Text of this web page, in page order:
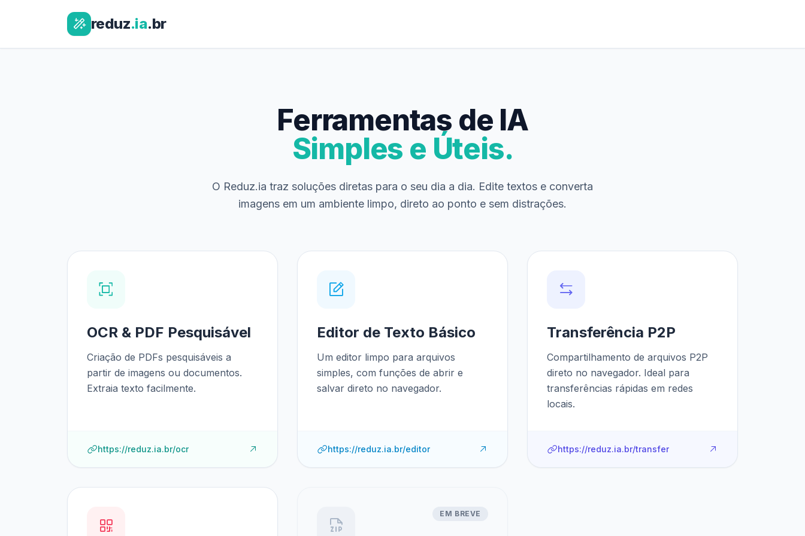
reduz.ia.br
Ferramentas de IA
Simples e Úteis.
O Reduz.ia traz soluções diretas para o seu dia a dia. Edite textos e converta
imagens em um ambiente limpo, direto ao ponto e sem distrações.
OCR & PDF Pesquisável
Criação de PDFs pesquisáveis a
partir de imagens ou documentos.
Extraia texto facilmente.
https://reduz.ia.br/ocr
Editor de Texto Básico
Um editor limpo para arquivos
simples, com funções de abrir e
salvar direto no navegador.
https://reduz.ia.br/editor
Transferência P2P
Compartilhamento de arquivos P2P
direto no navegador. Ideal para
transferências rápidas em redes
locais.
https://reduz.ia.br/transfer
EM BREVE